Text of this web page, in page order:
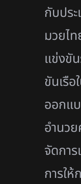
กับปร
มวยไ
แข่งขั
ขันเรื
ออกแ
อำนว
จัดกา
การให้